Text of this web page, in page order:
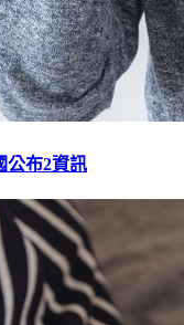
布2資訊